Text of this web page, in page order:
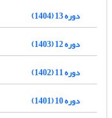
دوره 13 (1404)
دوره 12 (1403)
دوره 11 (1402)
دوره 10 (1401)